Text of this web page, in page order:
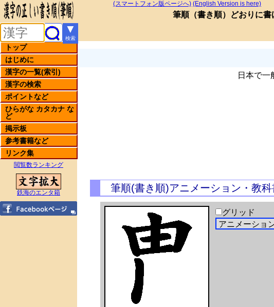
(スマートフォン版ページへ) (English Version is here)
筆順（書き順）どおりに書
▼
検索
トップ
はじめに
漢字の一覧(索引)
漢字の検索
ポイントなど
ひらがな カタカナ な
ど
掲示板
参考書籍など
リンク集
閲覧数ランキング
鉄海のエンタ箱
日本で一
筆順(書き順)アニメーション・教
グリッド